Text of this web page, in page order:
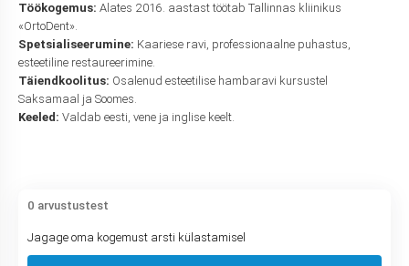
Töökogemus: Alates 2016. aastast töötab Tallinnas kliinikus
«OrtoDent».
Spetsialiseerumine: Kaariese ravi, professionaalne puhastus,
esteetiline restaureerimine.
Täiendkoolitus: Osalenud esteetilise hambaravi kursustel
Saksamaal ja Soomes.
Keeled: Valdab eesti, vene ja inglise keelt.
0 arvustustest
Jagage oma kogemust arsti külastamisel